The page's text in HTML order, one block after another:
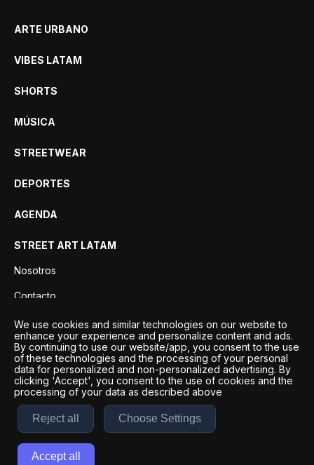
ARTE URBANO
VIBES LATAM
SHORTS
MÚSICA
STREETWEAR
DEPORTES
AGENDA
STREET ART LATAM
Nosotros
Contacto
Privacidad
Desarrollo por
We use cookies and similar technologies on our website to
enhance your experience and personalize content and ads.
By continuing to use our website/app, you consent to the use
of these technologies and the processing of your personal
data for personalized and non-personalized advertising. By
clicking 'Accept', you consent to the use of cookies and the
processing of your data as described above
Reject all Choose Settings
Accept all